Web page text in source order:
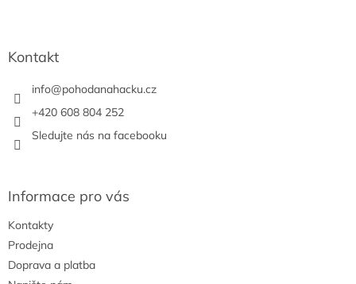
Kontakt
info@pohodanahacku.cz
+420 608 804 252
Sledujte nás na facebooku
Informace pro vás
Kontakty
Prodejna
Doprava a platba